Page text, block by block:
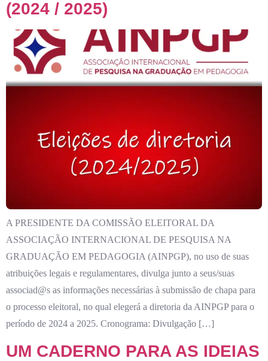
(2024 / 2025)
A PRESIDENTE DA COMISSÃO ELEITORAL DA
ASSOCIAÇÃO INTERNACIONAL DE PESQUISA NA
GRADUAÇÃO EM PEDAGOGIA (AINPGP), no uso de suas
atribuições legais e regulamentares, divulga junto a seus/suas
associad@s as informações necessárias à submissão de chapa para
o processo eleitoral, no qual elegerá a diretoria da AINPGP para o
período de 2024 a 2025. Cronograma: Divulgação […]
UM CADERNO PARA AS IDEIAS